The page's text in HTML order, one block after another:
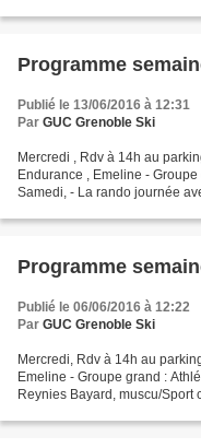
Programme
Publié le 13/06/2016 à 12:31
Par GUC Grenoble Ski
Mercredi , Rdv à 14h au
Endurance , Emeline -
Samedi, - La rando journée
Programme
Publié le 06/06/2016 à 12:22
Par GUC Grenoble Ski
Mercredi, Rdv à 14h au
Emeline - Groupe grand :
Reynies Bayard, muscu/Sport